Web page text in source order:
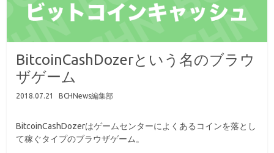
BitcoinCashDozerという名のブラウ
ザゲーム
2018.07.21 BCHNews編集部
BitcoinCashDozerはゲームセンターによくあるコインを落とし
て稼ぐタイプのブラウザゲーム。